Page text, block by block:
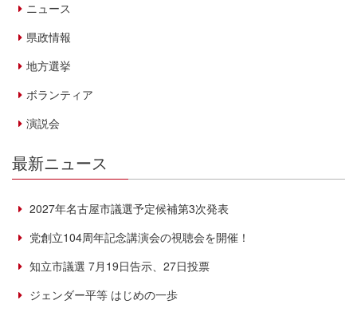
ニュース
県政情報
地方選挙
ボランティア
演説会
最新ニュース
2027年名古屋市議選予定候補第3次発表
党創立104周年記念講演会の視聴会を開催！
知立市議選 7月19日告示、27日投票
ジェンダー平等 はじめの一歩